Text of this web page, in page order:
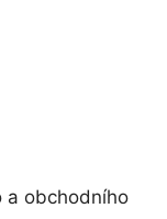
a obchodního